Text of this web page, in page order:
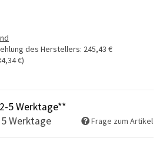
des Herstellers: 245,43 €
€)
5 Werktage**
Werktage
Frage zum Artikel